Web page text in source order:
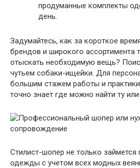
продуманные комплекты
день.
Задумайтесь, как за короткое
брендов и широкого ассортимента
отыскать необходимую вещь?
чутьем собаки-ищейки. Для
большим стажем работы и
точно знает где можно найти ту
Стилист-шопер не только
одежды с учетом всех модных